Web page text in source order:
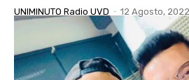
UNIMINUTO Radio UVD - 12 Agosto, 2022